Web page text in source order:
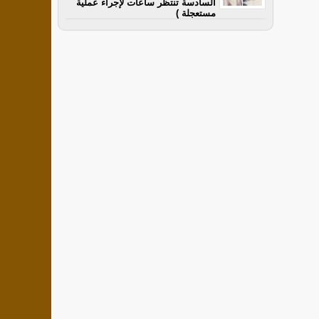
السادسة تنتظر ساعات لإجراء عملية
مستعجلة )